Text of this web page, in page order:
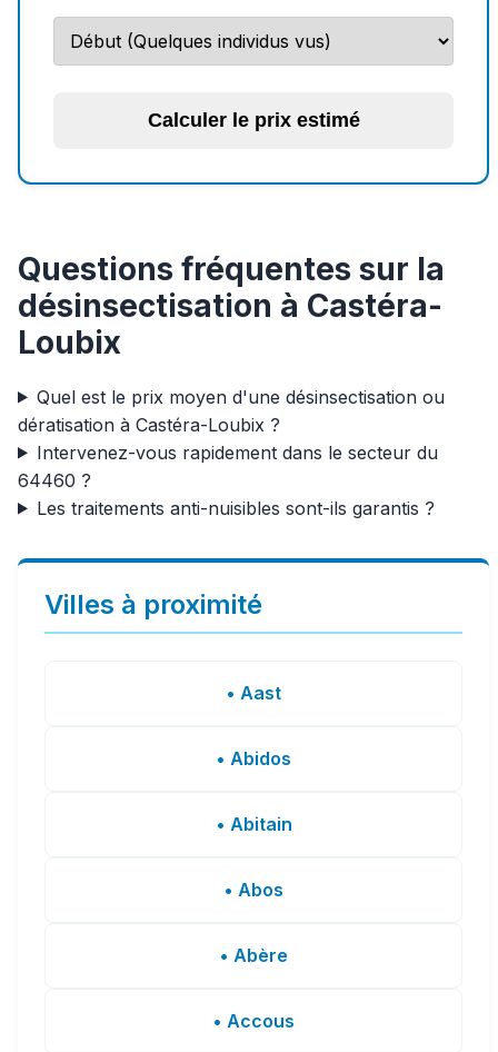
Calculer le prix estimé
Questions fréquentes sur la
désinsectisation à Castéra-
Loubix
Quel est le prix moyen d'une désinsectisation ou
dératisation à Castéra-Loubix ?
Intervenez-vous rapidement dans le secteur du
64460 ?
Les traitements anti-nuisibles sont-ils garantis ?
Villes à proximité
• Aast
• Abidos
• Abitain
• Abos
• Abère
• Accous